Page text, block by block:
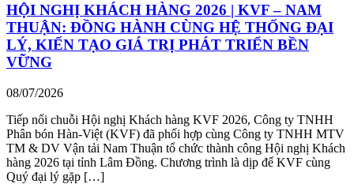
HỘI NGHỊ KHÁCH HÀNG 2026 | KVF – NAM
THUẬN: ĐỒNG HÀNH CÙNG HỆ THỐNG ĐẠI
LÝ, KIẾN TẠO GIÁ TRỊ PHÁT TRIỂN BỀN
VỮNG
08/07/2026
Tiếp nối chuỗi Hội nghị Khách hàng KVF 2026, Công ty TNHH
Phân bón Hàn-Việt (KVF) đã phối hợp cùng Công ty TNHH MTV
TM & DV Vận tải Nam Thuận tổ chức thành công Hội nghị Khách
hàng 2026 tại tỉnh Lâm Đồng. Chương trình là dịp để KVF cùng
Quý đại lý gặp […]